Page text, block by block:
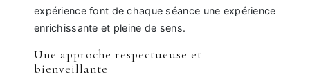
expérience font de chaque séance une expérience
enrichissante et pleine de sens.
Une approche respectueuse et
bienveillante